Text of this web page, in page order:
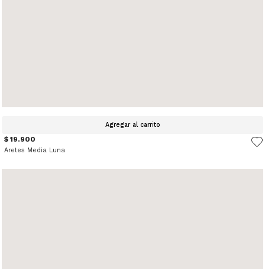
Agregar al carrito
$ 19.900
Aretes Media Luna